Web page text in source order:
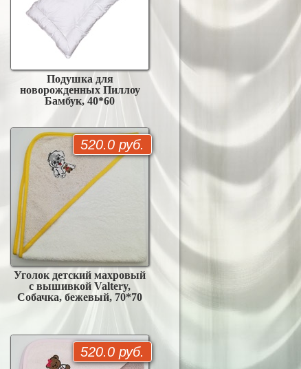
Подушка для
новорожденных Пиллоу
Бамбук, 40*60
Уголок детский махровый
с вышивкой Valtery,
Собачка, бежевый, 70*70
520.0 руб.
520.0 руб.